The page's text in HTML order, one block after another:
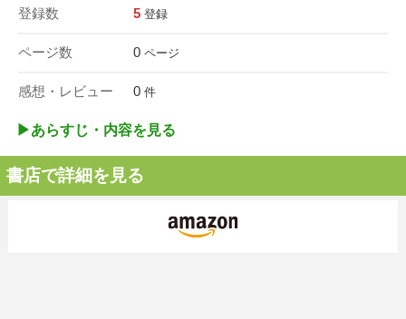
登録数 5 登録
ページ数 0 ページ
感想・レビュー 0 件
▶︎あらすじ・内容を見る
書店で詳細を見る